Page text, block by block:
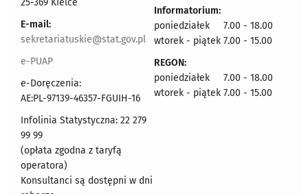
25-369 Kielce
E-mail:
sekretariatuskie@stat.gov.pl
e-PUAP
e-Doręczenia:
AE:PL-97139-46357-FGUIH-16
Infolinia Statystyczna: 22 279
99 99
(opłata zgodna z taryfą
operatora)
Konsultanci są dostępni w dni
Informatorium:
poniedziałek 7.00 - 18.00
wtorek - piątek 7.00 - 15.00
REGON:
poniedziałek 7.00 - 18.00
wtorek - piątek 7.00 - 15.00